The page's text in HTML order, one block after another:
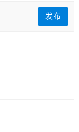
发布